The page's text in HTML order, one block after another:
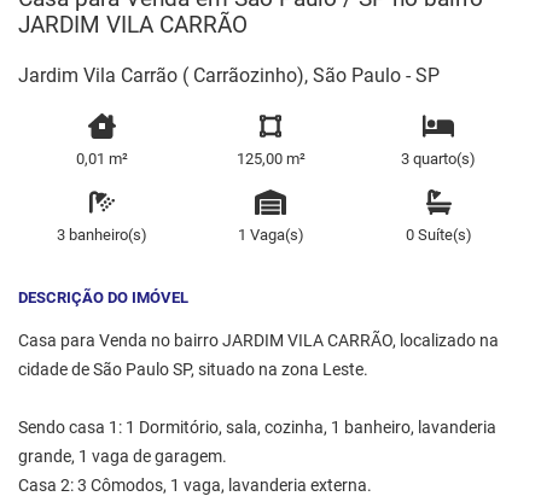
JARDIM VILA CARRÃO
Jardim Vila Carrão ( Carrãozinho), São Paulo - SP
0,01 m² 125,00 m² 3 quarto(s)
3 banheiro(s) 1 Vaga(s) 0 Suíte(s)
DESCRIÇÃO DO IMÓVEL
Casa para Venda no bairro JARDIM VILA CARRÃO, localizado na
cidade de São Paulo SP, situado na zona Leste.
Sendo casa 1: 1 Dormitório, sala, cozinha, 1 banheiro, lavanderia
grande, 1 vaga de garagem.
Casa 2: 3 Cômodos, 1 vaga, lavanderia externa.